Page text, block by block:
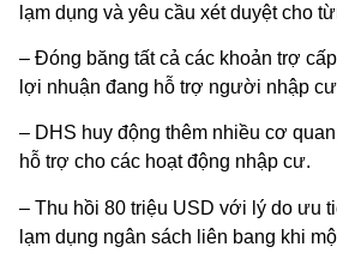
lạm dụng và yêu cầu xét duyệt cho
– Đóng băng tất cả các khoản trợ
lợi nhuận đang hỗ trợ người nhập
– DHS huy động thêm nhiều cơ
hỗ trợ cho các hoạt động nhập cư.
– Thu hồi 80 triệu USD với lý do ưu
lạm dụng ngân sách liên bang khi